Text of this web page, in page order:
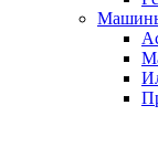
Машины